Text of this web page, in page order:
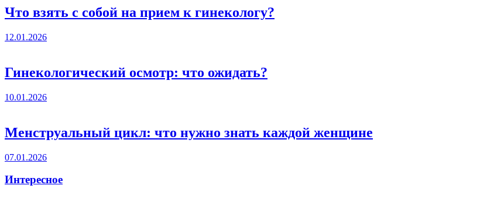
Что взять с собой на прием к гинекологу?
12.01.2026
Гинекологический осмотр: что ожидать?
10.01.2026
Менструальный цикл: что нужно знать каждой женщине
07.01.2026
Интересное